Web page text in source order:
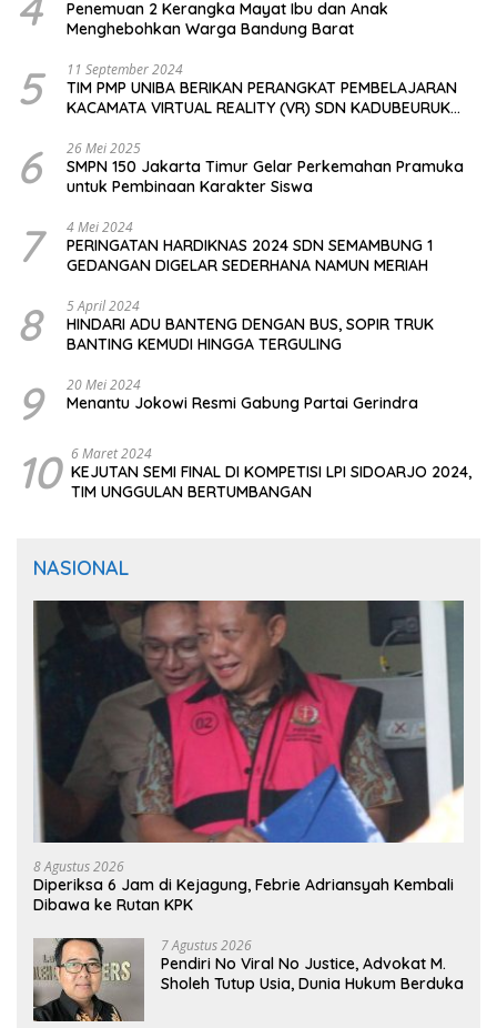
Penemuan 2 Kerangka Mayat Ibu dan Anak
Menghebohkan Warga Bandung Barat
5 11 September 2024
TIM PMP UNIBA BERIKAN PERANGKAT PEMBELAJARAN
KACAMATA VIRTUAL REALITY (VR) SDN KADUBEURUK
6 26 Mei 2025
SMPN 150 Jakarta Timur Gelar Perkemahan Pramuka
untuk Pembinaan Karakter Siswa
7 4 Mei 2024
PERINGATAN HARDIKNAS 2024 SDN SEMAMBUNG 1
GEDANGAN DIGELAR SEDERHANA NAMUN MERIAH
8 5 April 2024
HINDARI ADU BANTENG DENGAN BUS, SOPIR TRUK
BANTING KEMUDI HINGGA TERGULING
9 20 Mei 2024
Menantu Jokowi Resmi Gabung Partai Gerindra
10 6 Maret 2024
KEJUTAN SEMI FINAL DI KOMPETISI LPI SIDOARJO 2024,
TIM UNGGULAN BERTUMBANGAN
NASIONAL
8 Agustus 2026
Diperiksa 6 Jam di Kejagung, Febrie Adriansyah Kembali
Dibawa ke Rutan KPK
7 Agustus 2026
Pendiri No Viral No Justice, Advokat M.
Sholeh Tutup Usia, Dunia Hukum Berduka